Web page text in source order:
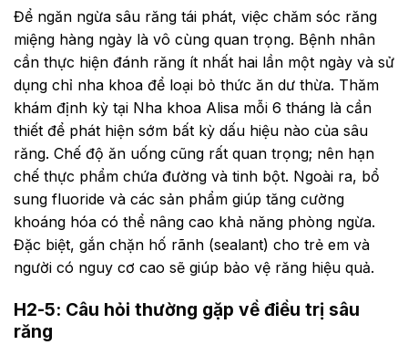
Để ngăn ngừa sâu răng tái phát, việc chăm sóc răng
miệng hàng ngày là vô cùng quan trọng. Bệnh nhân
cần thực hiện đánh răng ít nhất hai lần một ngày và sử
dụng chỉ nha khoa để loại bỏ thức ăn dư thừa. Thăm
khám định kỳ tại Nha khoa Alisa mỗi 6 tháng là cần
thiết để phát hiện sớm bất kỳ dấu hiệu nào của sâu
răng. Chế độ ăn uống cũng rất quan trọng; nên hạn
chế thực phẩm chứa đường và tinh bột. Ngoài ra, bổ
sung fluoride và các sản phẩm giúp tăng cường
khoáng hóa có thể nâng cao khả năng phòng ngừa.
Đặc biệt, gắn chặn hố rãnh (sealant) cho trẻ em và
người có nguy cơ cao sẽ giúp bảo vệ răng hiệu quả.
H2-5: Câu hỏi thường gặp về điều trị sâu
răng